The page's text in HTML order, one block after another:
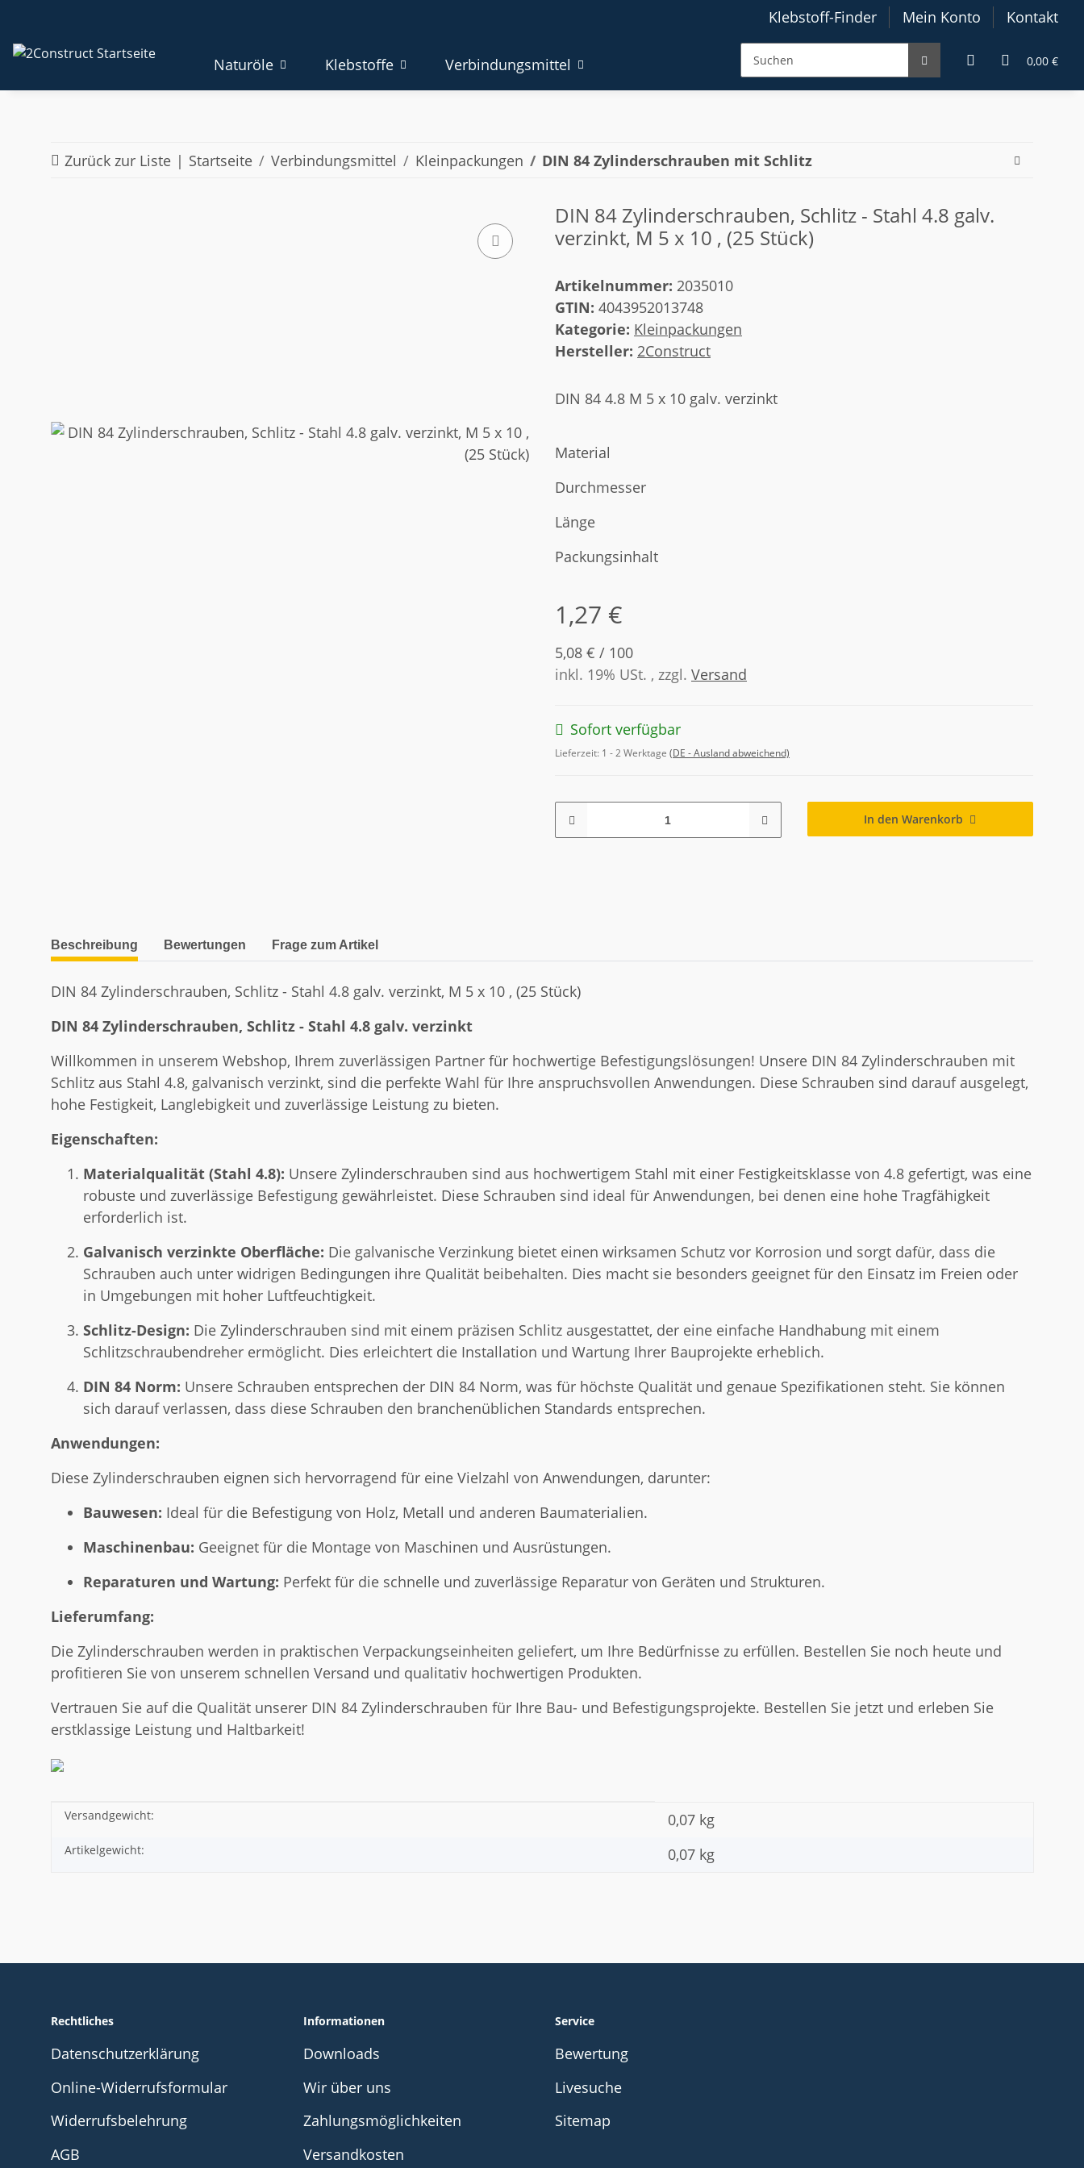
Klebstoff-Finder Mein Konto Kontakt
0,00 €
Naturöle Klebstoffe Verbindungsmittel
Zurück zur Liste Startseite Verbindungsmittel Kleinpackungen DIN 84 Zylinderschrauben mit Schlitz
DIN 84 Zylinderschrauben, Schlitz - Stahl 4.8 galv.
verzinkt, M 5 x 10 , (25 Stück)
Artikelnummer: 2035010
GTIN: 4043952013748
Kategorie: Kleinpackungen
Hersteller: 2Construct
DIN 84 4.8 M 5 x 10 galv. verzinkt
Material
Durchmesser
Länge
Packungsinhalt
1,27 €
5,08 € / 100
inkl. 19% USt. , zzgl. Versand
Sofort verfügbar
Lieferzeit: 1 - 2 Werktage (DE - Ausland abweichend)
In den Warenkorb
weitere Registerkarten anzeigen
Beschreibung Bewertungen Frage zum Artikel
DIN 84 Zylinderschrauben, Schlitz - Stahl 4.8 galv. verzinkt, M 5 x 10 , (25 Stück)
DIN 84 Zylinderschrauben, Schlitz - Stahl 4.8 galv. verzinkt
Willkommen in unserem Webshop, Ihrem zuverlässigen Partner für hochwertige Befestigungslösungen! Unsere DIN 84 Zylinderschrauben mit
Schlitz aus Stahl 4.8, galvanisch verzinkt, sind die perfekte Wahl für Ihre anspruchsvollen Anwendungen. Diese Schrauben sind darauf ausgelegt,
hohe Festigkeit, Langlebigkeit und zuverlässige Leistung zu bieten.
Eigenschaften:
Materialqualität (Stahl 4.8): Unsere Zylinderschrauben sind aus hochwertigem Stahl mit einer Festigkeitsklasse von 4.8 gefertigt, was eine
robuste und zuverlässige Befestigung gewährleistet. Diese Schrauben sind ideal für Anwendungen, bei denen eine hohe Tragfähigkeit
erforderlich ist.
Galvanisch verzinkte Oberfläche: Die galvanische Verzinkung bietet einen wirksamen Schutz vor Korrosion und sorgt dafür, dass die
Schrauben auch unter widrigen Bedingungen ihre Qualität beibehalten. Dies macht sie besonders geeignet für den Einsatz im Freien oder
in Umgebungen mit hoher Luftfeuchtigkeit.
Schlitz-Design: Die Zylinderschrauben sind mit einem präzisen Schlitz ausgestattet, der eine einfache Handhabung mit einem
Schlitzschraubendreher ermöglicht. Dies erleichtert die Installation und Wartung Ihrer Bauprojekte erheblich.
DIN 84 Norm: Unsere Schrauben entsprechen der DIN 84 Norm, was für höchste Qualität und genaue Spezifikationen steht. Sie können
sich darauf verlassen, dass diese Schrauben den branchenüblichen Standards entsprechen.
Anwendungen:
Diese Zylinderschrauben eignen sich hervorragend für eine Vielzahl von Anwendungen, darunter:
Bauwesen: Ideal für die Befestigung von Holz, Metall und anderen Baumaterialien.
Maschinenbau: Geeignet für die Montage von Maschinen und Ausrüstungen.
Reparaturen und Wartung: Perfekt für die schnelle und zuverlässige Reparatur von Geräten und Strukturen.
Lieferumfang:
Die Zylinderschrauben werden in praktischen Verpackungseinheiten geliefert, um Ihre Bedürfnisse zu erfüllen. Bestellen Sie noch heute und
profitieren Sie von unserem schnellen Versand und qualitativ hochwertigen Produkten.
Vertrauen Sie auf die Qualität unserer DIN 84 Zylinderschrauben für Ihre Bau- und Befestigungsprojekte. Bestellen Sie jetzt und erleben Sie
erstklassige Leistung und Haltbarkeit!
Produkteigenschaft
Wert
Versandgewicht: 0,07 kg
Artikelgewicht: 0,07 kg
Rechtliches
Datenschutzerklärung
Online-Widerrufsformular
Widerrufsbelehrung
AGB
Informationen
Downloads
Wir über uns
Zahlungsmöglichkeiten
Versandkosten
Service
Bewertung
Livesuche
Sitemap